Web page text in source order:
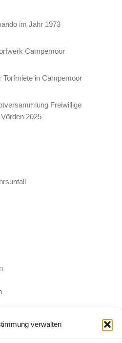
verwalten
im Jahr 1973
Campemoor
Torfmiete in Campemoor
Freiwillige
2025